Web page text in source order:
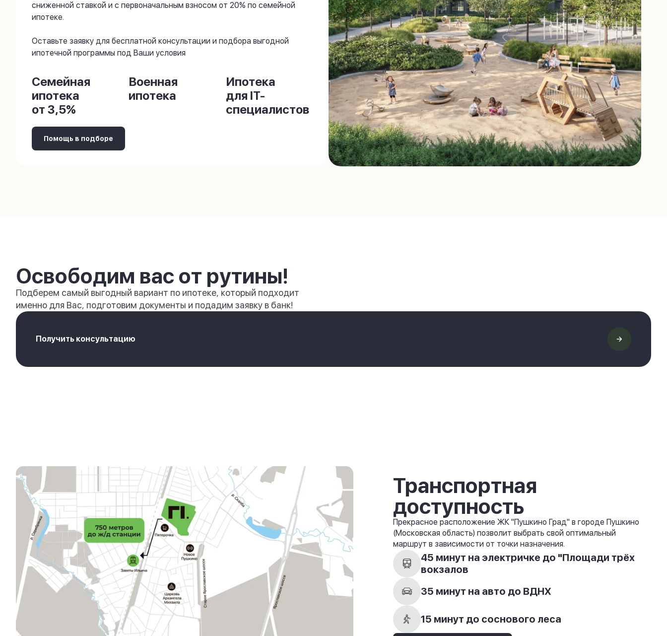
сниженной ставкой и с первоначальным взносом от 20% по семейной
ипотеке.
Оставьте заявку для бесплатной консультации и подбора выгодной
ипотечной программы под Ваши условия
Семейная
ипотека
от 3,5%
Военная
ипотека
Ипотека
для IT-
специалистов
Помощь в подборе
Освободим вас от рутины!
Подберем самый выгодный вариант по ипотеке, который подходит
именно для Вас, подготовим документы и подадим заявку в банк!
Получить консультацию
Транспортная
доступность
Прекрасное расположение ЖК "Пушкино Град" в городе Пушкино
(Московская область) позволит выбрать свой оптимальный
маршрут в зависимости от точки назначения.
45 минут на электричке до "Площади трёх
вокзалов
35 минут на авто до ВДНХ
15 минут до соснового леса